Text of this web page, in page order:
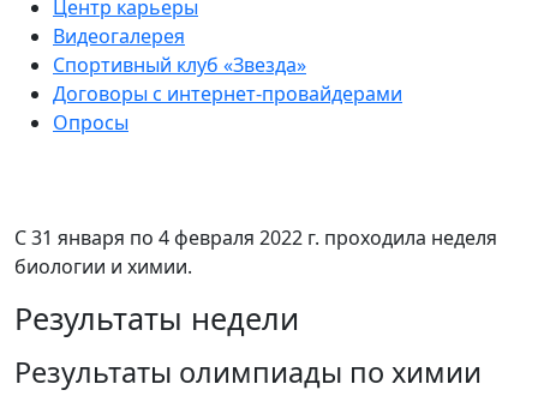
Центр карьеры
Видеогалерея
Спортивный клуб «Звезда»
Договоры с интернет-провайдерами
Опросы
С 31 января по 4 февраля 2022 г. проходила неделя
биологии и химии.
Результаты недели
Результаты олимпиады по химии